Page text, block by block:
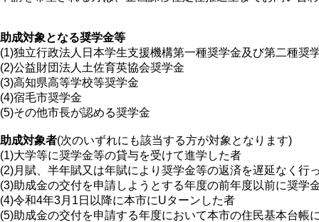
助成対象となる奨学金等
(1)独立行政法人日本学生支援機構第一種奨学金及び第二種奨
(2)公益財団法人土佐育英協会奨学金
(3)高知県高等学校等奨学金
(4)宿毛市奨学金
(5)その他市長が認める奨学金
助成対象者(次のいずれにも該当する方が対象となります)
(1)大学等に奨学金等の貸与を受けて進学した者
(2)月賦、半年賦又は年賦により奨学金等の返済を遅延なく行
(3)助成金の交付を申請しようとする年度の前年度以前に奨学
(4)令和4年3月1日以降に本市にUターンした者
(5)助成金の交付を申請する年度において本市の住民基本台